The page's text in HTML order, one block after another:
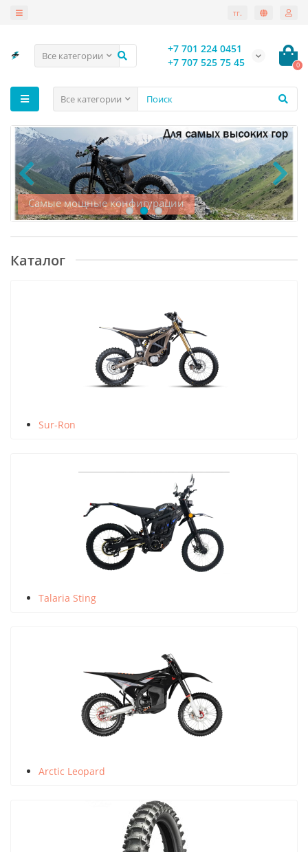
тг.
Все категории
+7 701 224 0451
+7 707 525 75 45
0
Все категории
Самые мощные конфигурации
Каталог
Sur-Ron
Talaria Sting
Arctic Leopard